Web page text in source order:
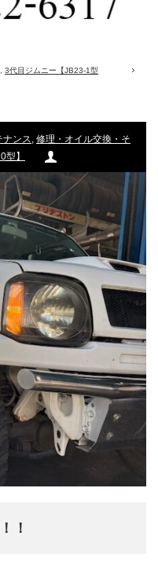
3代目ジムニー【JB23-1型
ナンス 修理・オイル交換・そ
】
！